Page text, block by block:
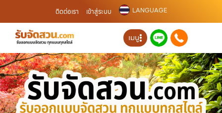
ติดต่อเรา เข้าสู่ระบบ LANGUAGE
เมนู